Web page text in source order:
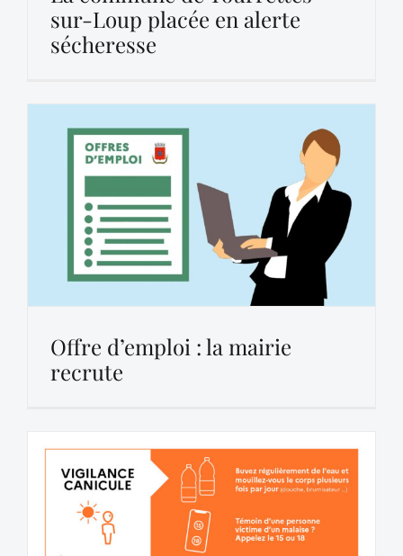
sur-Loup placée en alerte
sécheresse
Offre d’emploi : la mairie
recrute